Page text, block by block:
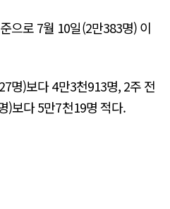
으로 7월 10일(2만383명) 이
명)보다 4만3천913명, 2주 전
)보다 5만7천19명 적다.